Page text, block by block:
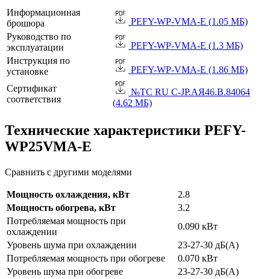
Информационная
брошюра
PEFY-WP-VMA-E (1.05 МБ)
Руководство по
эксплуатации
PEFY-WP-VMA-E (1.3 МБ)
Инструкция по
установке
PEFY-WP-VMA-E (1.86 МБ)
Сертификат
соответствия
№TC RU C-JP.АЯ46.B.84064
(4.62 МБ)
Технические характеристики PEFY-
WP25VMA-E
Сравнить с другими моделями
Мощность охлаждения, кВт
2.8
Мощность обогрева, кВт
3.2
Потребляемая мощность при
охлаждении
0.090 кВт
Уровень шума при охлаждении
23-27-30 дБ(А)
Потребляемая мощность при обогреве
0.070 кВт
Уровень шума при обогреве
23-27-30 дБ(А)